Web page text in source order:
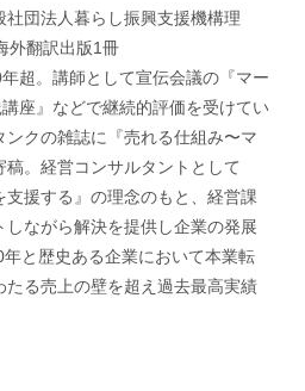
団法人暮らし振興支援機構理
外翻訳出版1冊
超。講師として宣伝会議の『マー
座』などで継続的評価を受けてい
ンクの雑誌に『売れる仕組み〜マ
。経営コンサルタントとして
支援する』の理念のもと、経営課
ながら解決を提供し企業の発展
と歴史ある企業において本業転
る売上の壁を超え過去最高実績